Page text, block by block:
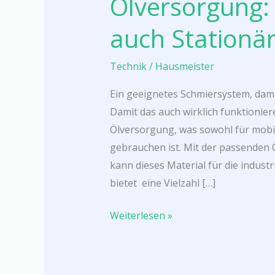
auch
Technik/ Hausmeister
Ein geeignetes Schmiersystem,
Damit das auch wirklich
Ölversorgung, was sowohl für
gebrauchen ist. Mit der
kann dieses Material für die
bietet eine Vielzahl […]
Sowohl
Mobil
als
auch
Stationär
Weiterlesen »